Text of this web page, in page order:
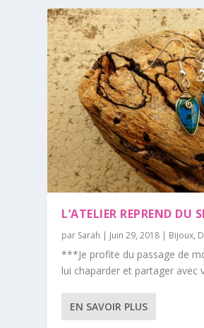
L’ATELIER REPREND DU
par Sarah | Juin 29, 2018 | Bijoux,
***Je profite du passage de
lui chaparder et partager avec
EN SAVOIR PLUS